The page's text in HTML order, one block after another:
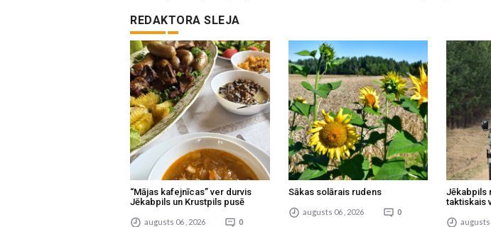
REDAKTORA SLEJA
“Mājas kafejnīcas” ver durvis
Jēkabpils un Krustpils pusē
augusts 06 , 2026 0
Sākas solārais rudens
augusts 06 , 2026 0
Jēkabpils
taktiskais
augusts